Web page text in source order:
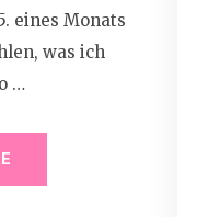
eines Monats
was ich
…